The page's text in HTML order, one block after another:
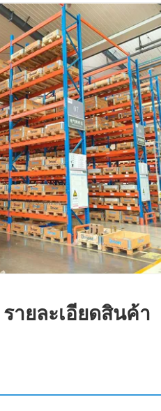
รายละเอียดสินค้า